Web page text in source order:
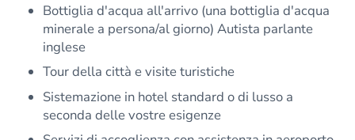
Bottiglia d'acqua all'arrivo (una bottiglia d'acqua
minerale a persona/al giorno) Autista parlante
inglese
Tour della città e visite turistiche
Sistemazione in hotel standard o di lusso a
seconda delle vostre esigenze